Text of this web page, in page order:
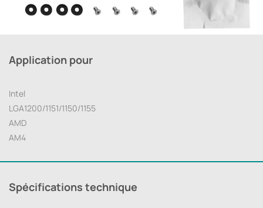
Application pour
Intel
LGA1200/1151/1150/1155
AMD
AM4
Spécifications technique